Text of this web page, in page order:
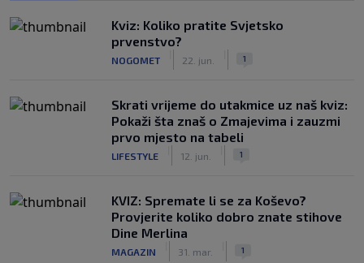
Kviz: Koliko pratite Svjetsko
prvenstvo?
NOGOMET 22. jun. 1
Skrati vrijeme do utakmice uz naš kviz:
Pokaži šta znaš o Zmajevima i zauzmi
prvo mjesto na tabeli
LIFESTYLE 12. jun. 1
KVIZ: Spremate li se za Koševo?
Provjerite koliko dobro znate stihove
Dine Merlina
MAGAZIN 31. mar. 1